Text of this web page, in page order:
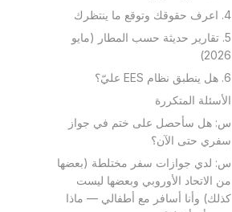
4. اعرف حقوقك وتوقع ما ينتظرك
5. تقارير حديثة حسب المطار (مايو
2026)
6. هل ينطبق نظام EES عليّ؟
الأسئلة المتكررة
س: هل سأحصل على ختم في جواز
سفري حتى الآن؟
س: لدي جوازات سفر مختلطة (بعضها
من الاتحاد الأوروبي وبعضها ليست
كذلك) وأنا أسافر مع أطفالي — ماذا